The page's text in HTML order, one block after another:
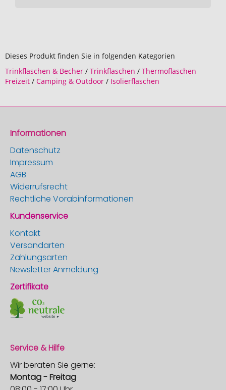
Dieses Produkt finden Sie in folgenden Kategorien
Trinkflaschen & Becher / Trinkflaschen / Thermoflaschen
Freizeit / Camping & Outdoor / Isolierflaschen
Informationen
Datenschutz
Impressum
AGB
Widerrufsrecht
Rechtliche Vorabinformationen
Kundenservice
Kontakt
Versandarten
Zahlungsarten
Newsletter Anmeldung
Zertifikate
Service & Hilfe
Wir beraten Sie gerne:
Montag - Freitag